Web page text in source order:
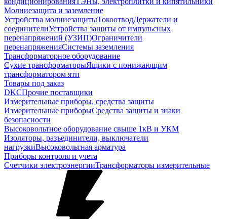
Молниезащита и заземление
Устройства молниезащитыТокоотводДержатели и
соединителиУстройства защиты от импульсных
перенапряжений (УЗИП)Ограничители
перенапряженияСистемы заземления
Трансформаторное оборудование
Сухие трансформаторыЯщики с понижающим
трансформатором ятп
Товары под заказ
DKCПрочие поставщики
Измерительные приборы, средства защиты
Измерительные приборыСредства защиты и знаки
безопасности
Высоковольтное оборудование свыше 1кВ и УКМ
Изоляторы, разъединители, выключатели
нагрузкиВысоковольтная арматура
Приборы контроля и учета
Счетчики электроэнергииТрансформаторы измерительные